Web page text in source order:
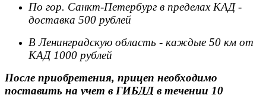
По гор. Санкт-Петербург в пределах КАД -
доставка 500 рублей
В Ленинградскую область - каждые 50 км от
КАД 1000 рублей
После приобретения, прицеп необходимо
поставить на учет в ГИБДД в течении 10